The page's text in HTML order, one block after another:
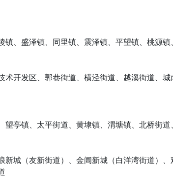
镇、盛泽镇、同里镇、震泽镇、平望镇、桃源
术开发区、郭巷街道、横泾街道、越溪街道、
望亭镇、太平街道、黄埭镇、渭塘镇、北桥街
新城（友新街道）、金阊新城（白洋湾街道）